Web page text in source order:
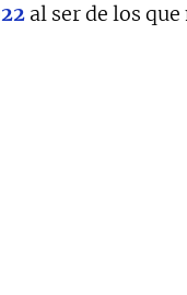
al ser de los